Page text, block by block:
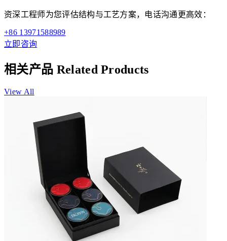
资深工程师为您评估结构与工艺方案，电话沟通更高效：
+86 13971588989
立即咨询
相关产品 Related Products
View All